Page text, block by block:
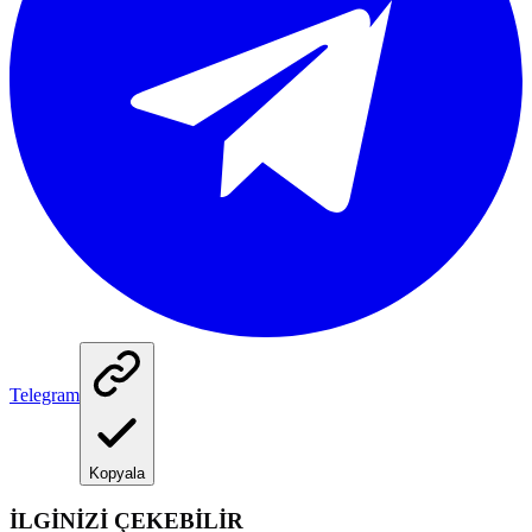
Telegram
Kopyala
İLGİNİZİ ÇEKEBİLİR